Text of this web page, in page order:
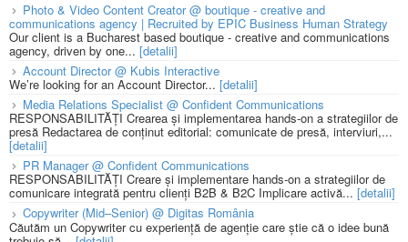
Photo & Video Content Creator @ boutique - creative and
communications agency | Recruited by EPIC Business Human Strategy
Our client is a Bucharest based boutique - creative and communications
agency, driven by one... [detalii]
Account Director @ Kubis Interactive
We’re looking for an Account Director... [detalii]
Media Relations Specialist @ Confident Communications
RESPONSABILITĂȚI Crearea și implementarea hands-on a strategiilor de
presă Redactarea de conținut editorial: comunicate de presă, interviuri,...
[detalii]
PR Manager @ Confident Communications
RESPONSABILITĂȚI Creare și implementare hands-on a strategiilor de
comunicare integrată pentru clienți B2B & B2C Implicare activă... [detalii]
Copywriter (Mid–Senior) @ Digitas România
Căutăm un Copywriter cu experiență de agenție care știe că o idee bună